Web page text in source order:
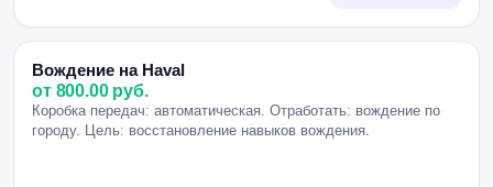
Вождение на Haval
от 800.00 руб.
Коробка передач: автоматическая. Отработать: вождение по
городу. Цель: восстановление навыков вождения.